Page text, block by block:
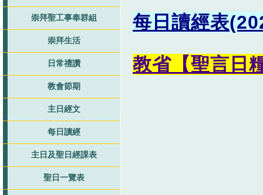
崇拜聖工事奉群組
崇拜生活
日常禮讚
教會節期
主日經文
每日讀經
主日及聖日經課表
聖日一覽表
每日讀經表
教省【聖言日